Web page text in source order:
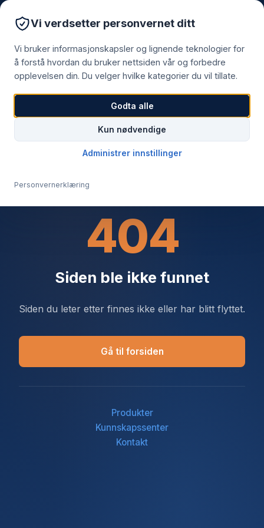
EN
404
Siden ble ikke funnet
Siden du leter etter finnes ikke eller har blitt flyttet.
Gå til forsiden
Produkter
Kunnskapssenter
Kontakt
Vi verdsetter personvernet ditt
Vi bruker informasjonskapsler og lignende teknologier for
å forstå hvordan du bruker nettsiden vår og forbedre
opplevelsen din. Du velger hvilke kategorier du vil tillate.
Godta alle
Kun nødvendige
Administrer innstillinger
Personvernerklæring